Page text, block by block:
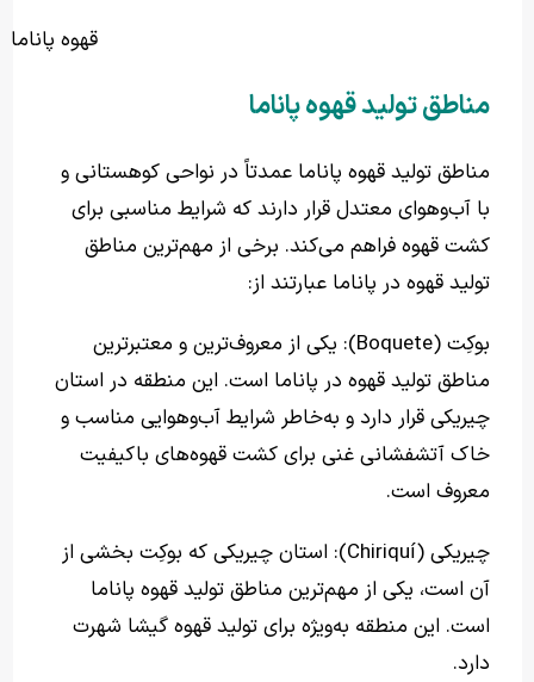
قهوه پاناما
مناطق تولید قهوه پاناما
مناطق تولید قهوه پاناما عمدتاً در نواحی کوهستانی و
با آب‌وهوای معتدل قرار دارند که شرایط مناسبی برای
کشت قهوه فراهم می‌کند. برخی از مهم‌ترین مناطق
تولید قهوه در پاناما عبارتند از:
بوکِت (Boquete): یکی از معروف‌ترین و معتبرترین
مناطق تولید قهوه در پاناما است. این منطقه در استان
چیریکی قرار دارد و به‌خاطر شرایط آب‌وهوایی مناسب و
خاک آتشفشانی غنی برای کشت قهوه‌های باکیفیت
معروف است.
چیریکی (Chiriquí): استان چیریکی که بوکِت بخشی از
آن است، یکی از مهم‌ترین مناطق تولید قهوه پاناما
است. این منطقه به‌ویژه برای تولید قهوه گیشا شهرت
دارد.